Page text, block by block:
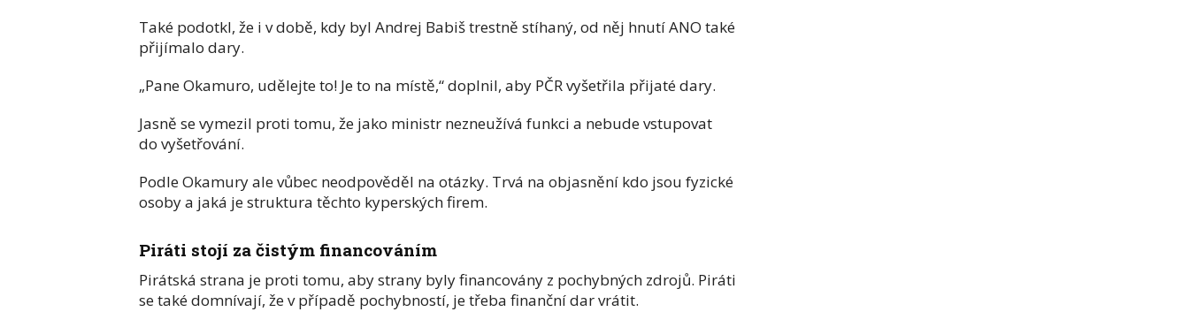
Také podotkl, že i v době, kdy byl Andrej Babiš trestně stíhaný, od něj hnutí ANO také
přijímalo dary.
„Pane Okamuro, udělejte to! Je to na místě,“ doplnil, aby PČR vyšetřila přijaté dary.
Jasně se vymezil proti tomu, že jako ministr nezneužívá funkci a nebude vstupovat
do vyšetřování.
Podle Okamury ale vůbec neodpověděl na otázky. Trvá na objasnění kdo jsou fyzické
osoby a jaká je struktura těchto kyperských firem.
Piráti stojí za čistým financováním
Pirátská strana je proti tomu, aby strany byly financovány z pochybných zdrojů. Piráti
se také domnívají, že v případě pochybností, je třeba finanční dar vrátit.